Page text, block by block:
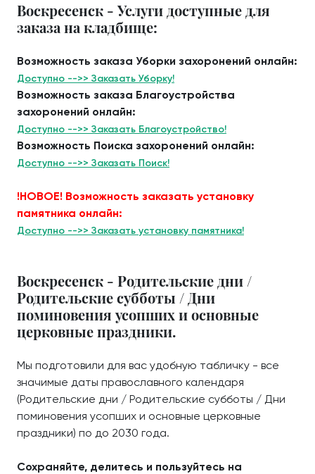
Воскресенск - Услуги доступные для
заказа на кладбище:
Возможность заказа Уборки захоронений онлайн:
Доступно -->> Заказать Уборку!
Возможность заказа Благоустройства
захоронений онлайн:
Доступно -->> Заказать Благоустройство!
Возможность Поиска захоронений онлайн:
Доступно -->> Заказать Поиск!
!НОВОЕ! Возможность заказать установку
памятника онлайн:
Доступно -->> Заказать установку памятника!
Воскресенск - Родительские дни /
Родительские субботы / Дни
поминовения усопших и основные
церковные праздники.
Мы подготовили для вас удобную табличку - все
значимые даты православного календаря
(Родительские дни / Родительские субботы / Дни
поминовения усопших и основные церковные
праздники) по до 2030 года.
Сохраняйте, делитесь и пользуйтесь на